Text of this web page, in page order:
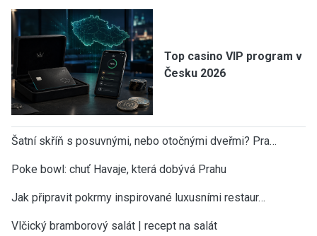
Top casino VIP program v
Česku 2026
Šatní skříň s posuvnými, nebo otočnými dveřmi? Pra…
Poke bowl: chuť Havaje, která dobývá Prahu
Jak připravit pokrmy inspirované luxusními restaur…
Vlčický bramborový salát | recept na salát